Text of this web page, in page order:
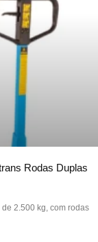
Rodas Duplas
2.500 kg, com rodas